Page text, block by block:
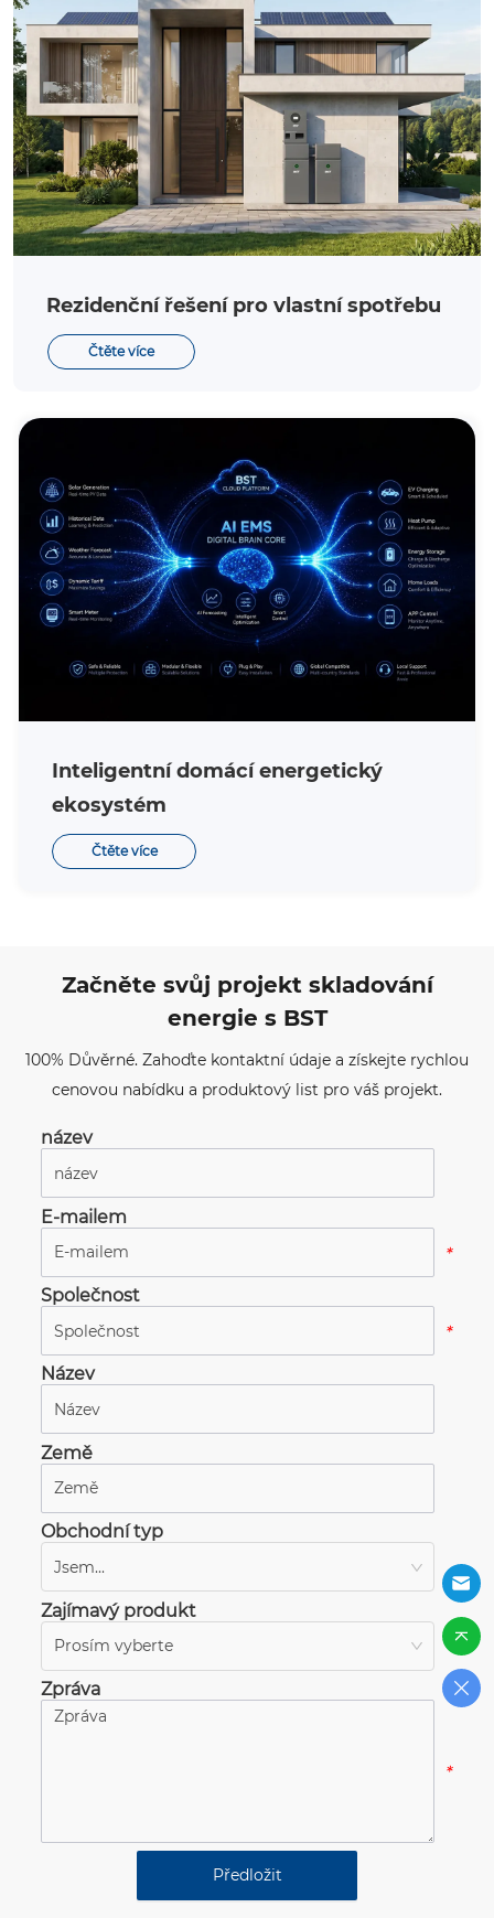
Rezidenční řešení pro vlastní spotřebu
Čtěte více
Inteligentní domácí energetický
ekosystém
Čtěte více
Začněte svůj projekt skladování
energie s BST
100% Důvěrné. Zahoďte kontaktní údaje a získejte rychlou
cenovou nabídku a produktový list pro váš projekt.
název
E-mailem
*
Společnost
*
Název
Země
Obchodní typ
Jsem... *
Zajímavý produkt
Prosím vyberte *
Zpráva
*
Předložit